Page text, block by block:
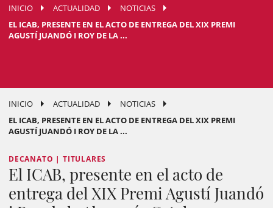
INICIO ACTUALIDAD
NOTICIAS
EL ICAB, PRESENTE EN EL ACTO DE ENTREGA DEL XIX PREMI
AGUSTÍ JUANDÓ I ROY DE LA ...
INICIO ACTUALIDAD
NOTICIAS
EL ICAB, PRESENTE EN EL ACTO DE ENTREGA DEL XIX PREMI
AGUSTÍ JUANDÓ I ROY DE LA ...
DECANATO | TITULARES
El ICAB, presente en el acto de
entrega del XIX Premi Agustí Juandó